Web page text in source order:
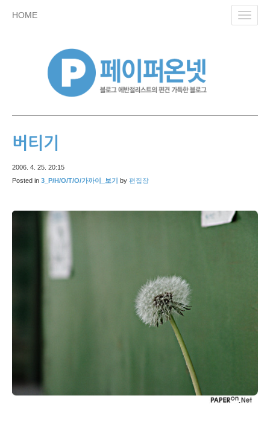
HOME
버티기
2006. 4. 25. 20:15
Posted in 3_P/H/O/T/O/가까이_보기 by 편집장